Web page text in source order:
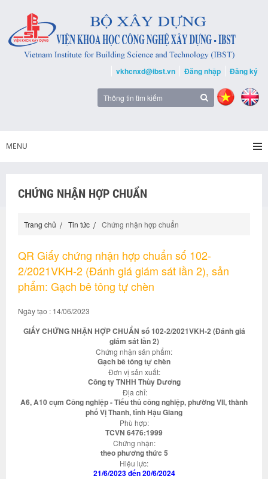
vkhcnxd@ibst.vn Đăng nhập Đăng ký
MENU
CHỨNG NHẬN HỢP CHUẨN
Trang chủ Tin tức Chứng nhận hợp chuẩn
QR Giấy chứng nhận hợp chuẩn số 102-
2/2021VKH-2 (Đánh giá giám sát lần 2), sản
phẩm: Gạch bê tông tự chèn
Ngày tạo : 14/06/2023
GIẤY CHỨNG NHẬN HỢP CHUẨN số 102-2/2021VKH-2 (Đánh giá
giám sát lần 2)
Chứng nhận sản phẩm:
Gạch bê tông tự chèn
Đơn vị sản xuất:
Công ty TNHH Thùy Dương
Địa chỉ:
A6, A10 cụm Công nghiệp - Tiểu thủ công nghiệp, phường VII, thành
phố Vị Thanh, tỉnh Hậu Giang
Phù hợp:
TCVN 6476:1999
Chứng nhận:
theo phương thức 5
Hiệu lực:
21/6/2023 đến 20/6/2024